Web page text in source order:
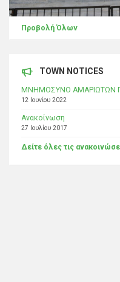
Προβολή Όλων
TOWN NOTICES
ΜΝΗΜΟΣΥΝΟ ΑΜΑΡΙΩΤΩΝ
12 Ιουνίου 2022
Ανακοίνωση
27 Ιουλίου 2017
Δείτε όλες τις